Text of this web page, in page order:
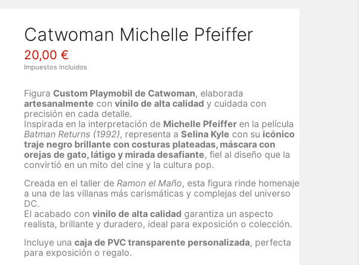
Catwoman Michelle Pfeiffer
20,00 €
Impuestos incluidos
Figura Custom Playmobil de Catwoman, elaborada
artesanalmente con vinilo de alta calidad y cuidada con
precisión en cada detalle.
Inspirada en la interpretación de Michelle Pfeiffer en la película
Batman Returns (1992), representa a Selina Kyle con su icónico
traje negro brillante con costuras plateadas, máscara con
orejas de gato, látigo y mirada desafiante, fiel al diseño que la
convirtió en un mito del cine y la cultura pop.
Creada en el taller de Ramon el Maño, esta figura rinde homenaje
a una de las villanas más carismáticas y complejas del universo
DC.
El acabado con vinilo de alta calidad garantiza un aspecto
realista, brillante y duradero, ideal para exposición o colección.
Incluye una caja de PVC transparente personalizada, perfecta
para exposición o regalo.